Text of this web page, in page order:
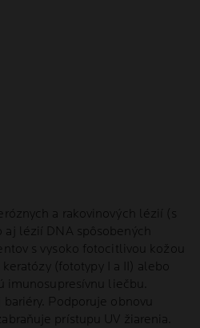
a rakovinových lézií (s
lézií DNA spôsobených
s vysoko fotocitlivou kožou
(fototypy I a II) alebo
imunosupresívnu liečbu.
Podporuje obnovu
prístupu UV žiarenia.